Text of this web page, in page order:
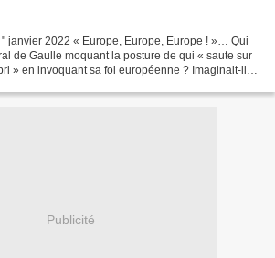
janvier 2022 « Europe, Europe, Europe ! »… Qui
de Gaulle moquant la posture de qui « saute sur
» en invoquant sa foi européenne ? Imaginait-il
Publicité